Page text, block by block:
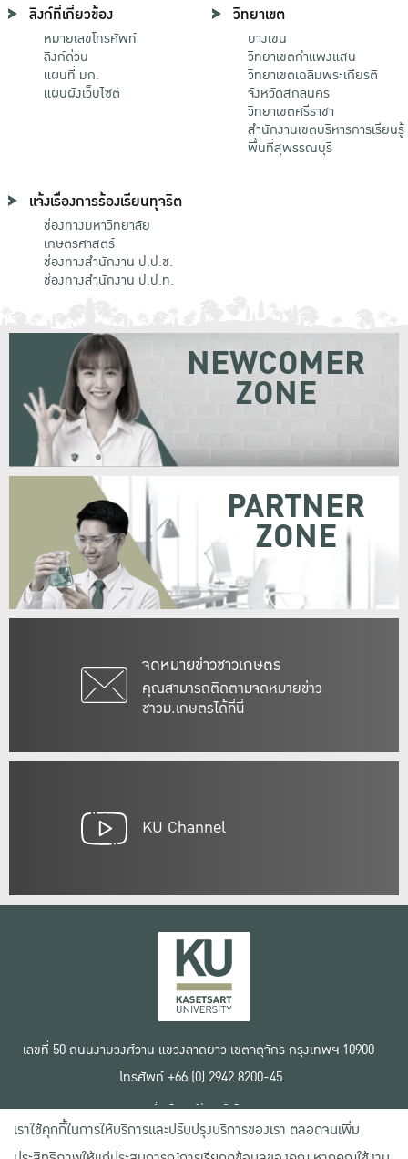
ลิงก์ที่เกี่ยวข้อง
หมายเลขโทรศัพท์
ลิงก์ด่วน
แผนที่ มก.
แผนผังเว็บไซต์
วิทยาเขต
บางเขน
วิทยาเขตกําแพงแสน
วิทยาเขตเฉลิมพระเกียรติ
จังหวัดสกลนคร
วิทยาเขตศรีราชา
สำนักงานเขตบริหารการเรียนรู้
พื้นที่สุพรรณบุรี
แจ้งเรื่องการร้องเรียนทุจริต
ช่องทางมหาวิทยาลัย
เกษตรศาสตร์
ช่องทางสำนักงาน ป.ป.ช.
ช่องทางสำนักงาน ป.ป.ท.
จดหมายข่าวชาวเกษตร
คุณสามารถติดตามจดหมายข่าว
ชาวม.เกษตรได้ที่นี่
NEWCOMER
ZONE
PARTNER
ZONE
KU Channel
เลขที่ 50 ถนนงามวงศ์วาน แขวงลาดยาว เขตจตุจักร กรุงเทพฯ 10900
โทรศัพท์ +66 (0) 2942 8200-45
เงื่อนไขการใช้งานเว็บไซต์
ข้อตกลงด้านสิทธิ์ใช้งาน
นโยบายความเป็นส่วนตัว
เราใช้คุกกี้ในการให้บริการและปรับปรุงบริการของเรา ตลอดจนเพิ่ม